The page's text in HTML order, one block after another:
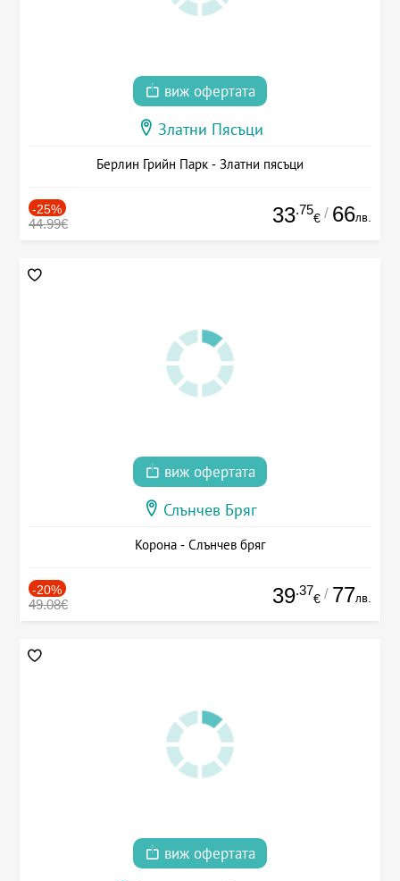
виж офертата
Златни Пясъци
Берлин Грийн Парк - Златни пясъци
-25%
44.99€ 33.75
€ / 66лв.
виж офертата
Слънчев Бряг
Корона - Слънчев бряг
-20%
49.08€ 39.37
€ / 77лв.
виж офертата